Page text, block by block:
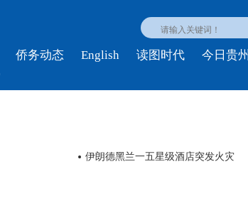
侨务动态 English 读图时代 今日贵州
伊朗德黑兰一五星级酒店突发火灾